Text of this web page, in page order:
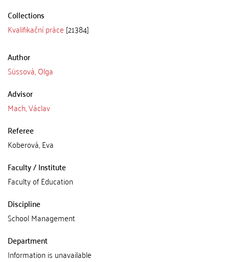
Collections
Kvalifikační práce [21384]
Author
Süssová, Olga
Advisor
Mach, Václav
Referee
Koberová, Eva
Faculty / Institute
Faculty of Education
Discipline
School Management
Department
Information is unavailable